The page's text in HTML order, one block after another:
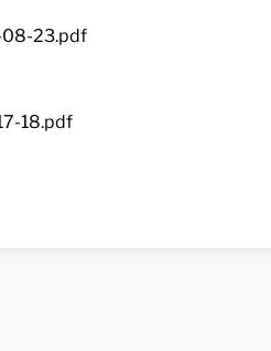
08-23.pdf
18.pdf